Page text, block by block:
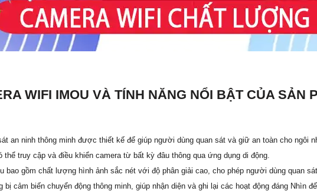
WIFI IMOU VÀ TÍNH NĂNG NỔI BẬT CỦA SẢN
an ninh thông minh được thiết kế để giúp người dùng quan sát và giữ an toàn cho ngôi
truy cập và điều khiển camera từ bất kỳ đâu thông qua ứng dụng di động.
bao gồm chất lượng hình ảnh sắc nét với độ phân giải cao, cho phép người dùng quan
cảm biến chuyển động thông minh, giúp nhận diện và ghi lại các hoạt động đáng Nhìn